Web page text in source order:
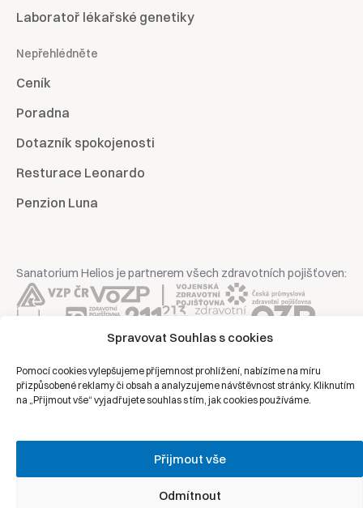
Spravovat Souhlas s cookies
Pomocí cookies vylepšujeme příjemnost prohlížení, nabízíme na míru
přizpůsobené reklamy či obsah a analyzujeme návštěvnost stránky. Kliknutím
na „Přijmout vše“ vyjadřujete souhlas s tím, jak cookies používáme.
Přijmout vše
Odmítnout
Laboratoř lékařské genetiky
Nepřehlédněte
Ceník
Poradna
Dotazník spokojenosti
Resturace Leonardo
Penzion Luna
Sanatorium Helios je partnerem všech zdravotních pojišťoven:
Ochrana osobních údajů
Právní prohlášení